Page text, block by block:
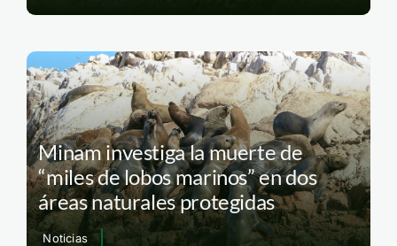
Minam investiga la muerte de
“miles de lobos marinos” en dos
áreas naturales protegidas
Noticias